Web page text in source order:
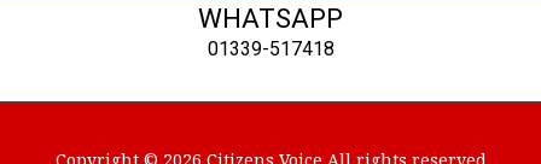
WHATSAPP
01339-517418